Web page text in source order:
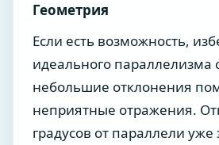
Геометрия
Если есть возможность,
идеального параллелизма
небольшие отклонения
неприятные отражения.
градусов от параллели уже